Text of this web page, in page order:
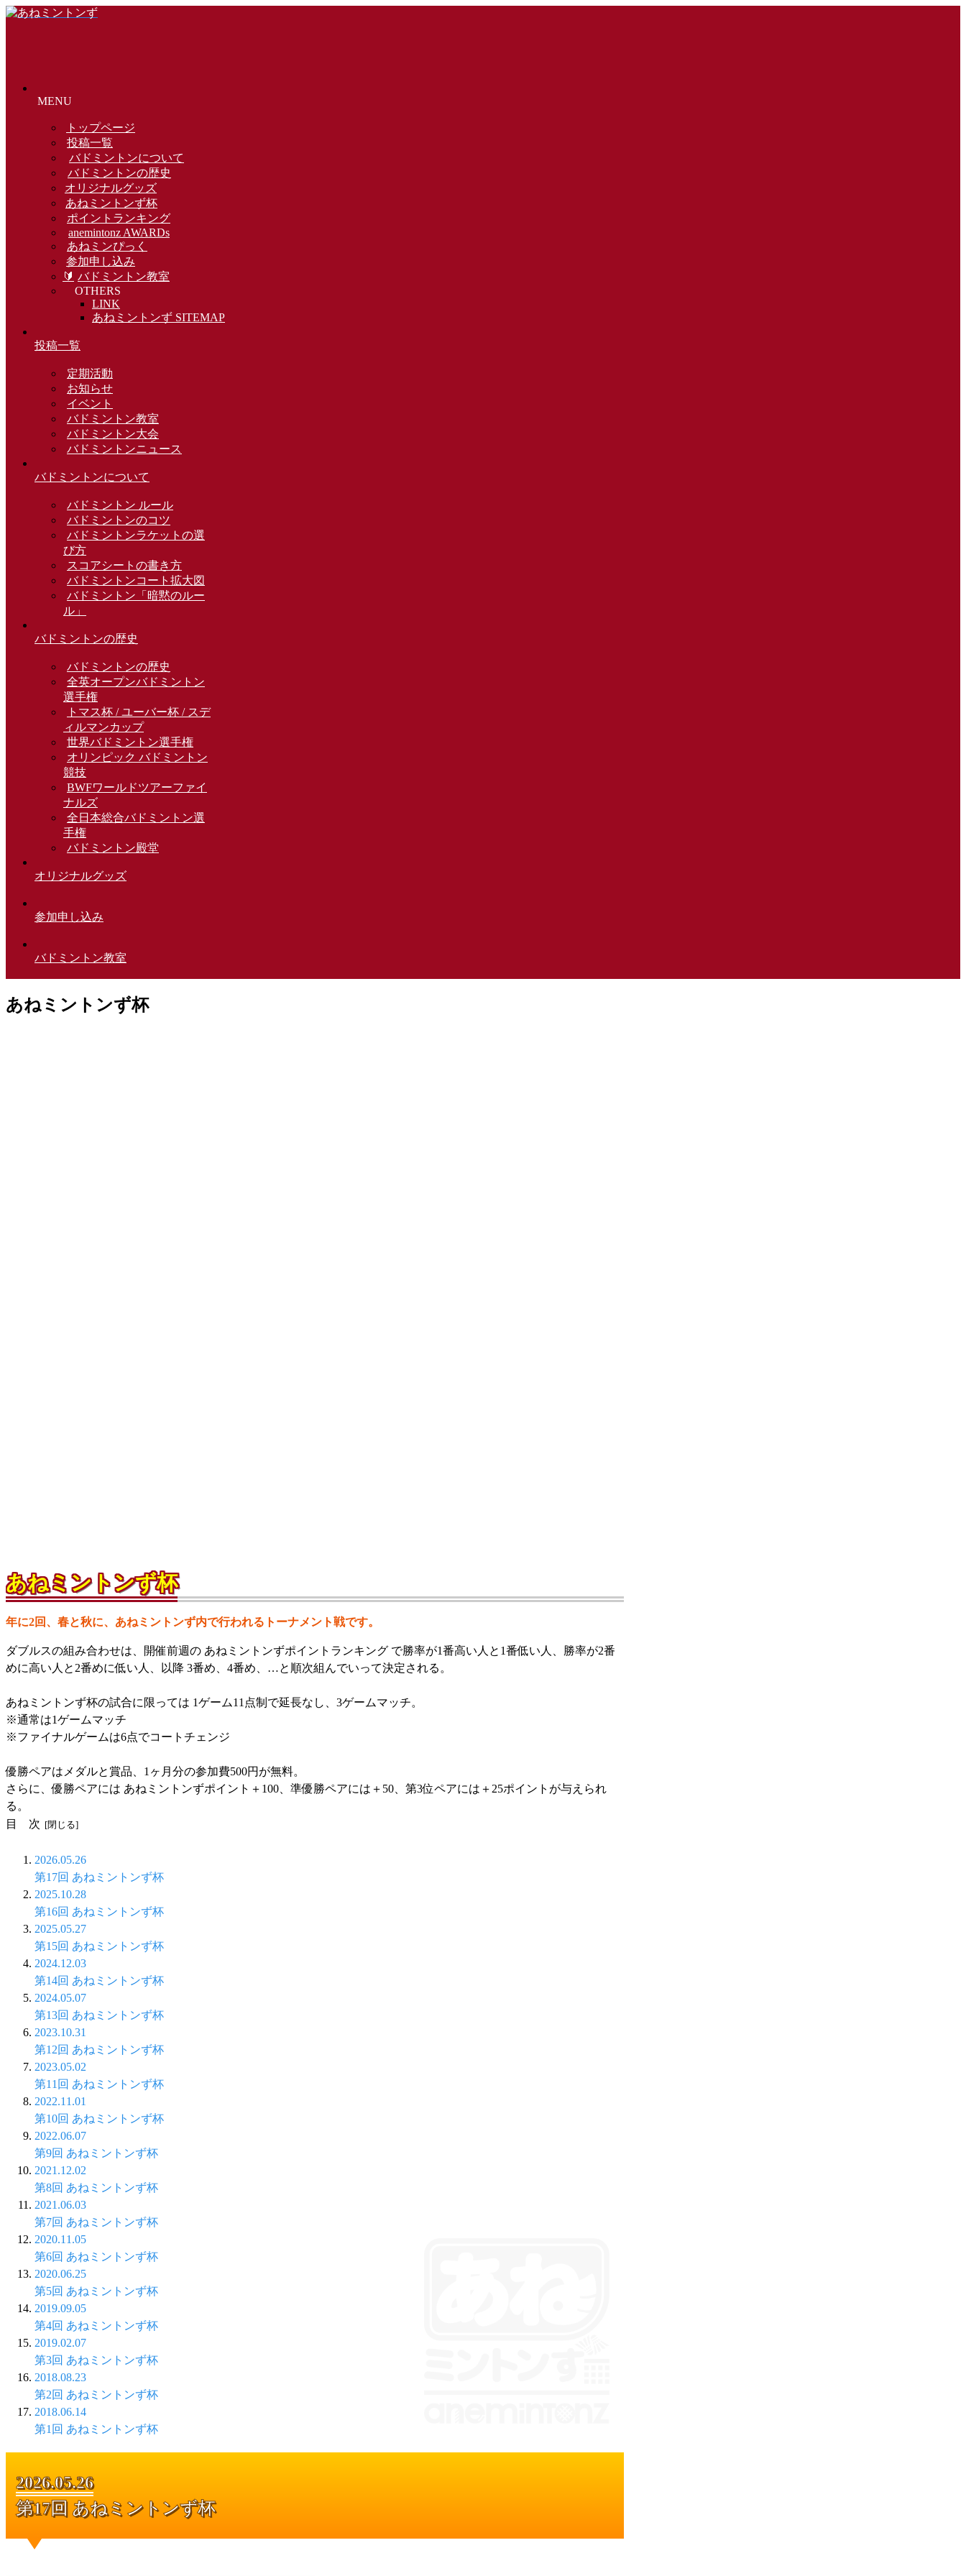
MENU
トップページ
投稿一覧
バドミントンについて
バドミントンの歴史
オリジナルグッズ
あねミントンず杯
ポイントランキング
anemintonz AWARDs
あねミンぴっく
参加申し込み
🔰 バドミントン教室
OTHERS
LINK
あねミントンず SITEMAP
投稿一覧
定期活動
お知らせ
イベント
バドミントン教室
バドミントン大会
バドミントンニュース
バドミントンについて
バドミントン ルール
バドミントンのコツ
バドミントンラケットの選
び方
スコアシートの書き方
バドミントンコート拡大図
バドミントン「暗黙のルー
ル」
バドミントンの歴史
バドミントンの歴史
全英オープンバドミントン
選手権
トマス杯 / ユーバー杯 / スデ
ィルマンカップ
世界バドミントン選手権
オリンピック バドミントン
競技
BWFワールドツアーファイ
ナルズ
全日本総合バドミントン選
手権
バドミントン殿堂
オリジナルグッズ
参加申し込み
バドミントン教室
あねミントンず杯
あねミントンず杯
年に2回、 春と秋に、あねミントンず内で行われるトーナメント戦です。
ダブルスの組み合わせは、開催前週の あねミントンずポイントランキング で勝率が1番高い人 と 1番低い人
勝率が2番
めに高い人 と 2番めに低い人 、以降 3番め 4番め 、…と順次組んでいって決定される。
あねミントンず杯の試合に限っては 1ゲーム11点制で延長なし、3ゲームマッチ。
※通常は1ゲームマッチ
※ファイナルゲームは6点でコートチェンジ
優勝ペアはメダルと賞品、1ヶ月分の参加費500円が無料。
さらに、優勝ペアには あねミントンずポイント＋100、準優勝ペアには＋50、第3位ペアには＋25ポイントが与えられ
る。
目 次
2026.05.26
第17回 あねミントンず杯
2025.10.28
第16回 あねミントンず杯
2025.05.27
第15回 あねミントンず杯
2024.12.03
第14回 あねミントンず杯
2024.05.07
第13回 あねミントンず杯
2023.10.31
第12回 あねミントンず杯
2023.05.02
第11回 あねミントンず杯
2022.11.01
第10回 あねミントンず杯
2022.06.07
第9回 あねミントンず杯
2021.12.02
第8回 あねミントンず杯
2021.06.03
第7回 あねミントンず杯
2020.11.05
第6回 あねミントンず杯
2020.06.25
第5回 あねミントンず杯
2019.09.05
第4回 あねミントンず杯
2019.02.07
第3回 あねミントンず杯
2018.08.23
第2回 あねミントンず杯
2018.06.14
第1回 あねミントンず杯
2026.05.26
第17回 あねミントンず杯